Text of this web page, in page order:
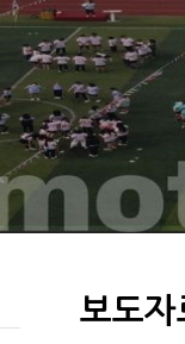
학
학
학
보도자